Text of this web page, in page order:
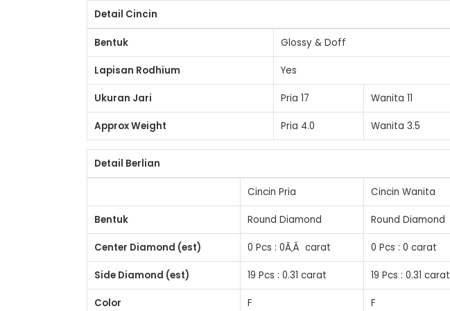
Detail Cincin
Bentuk Glossy & Doff
Lapisan Rodhium Yes
Ukuran Jari Pria 17 Wanita 11
Approx Weight Pria 4.0 Wanita 3.5
Detail Berlian
Cincin Pria Cincin Wanita
Bentuk Round Diamond Round Diamond
Center Diamond (est) 0 Pcs : 0Ã‚Â carat 0 Pcs : 0 carat
Side Diamond (est) 19 Pcs : 0.31 carat 19 Pcs : 0.31 carat
Color F F